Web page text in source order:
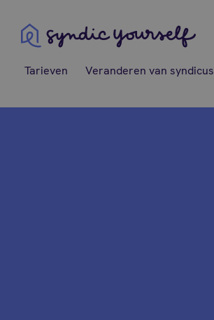
Syndic Yourself
Tarieven Veranderen van syndicus